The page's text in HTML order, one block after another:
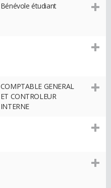
Bénévole étudiant
COMPTABLE GENERAL
ET CONTROLEUR
INTERNE